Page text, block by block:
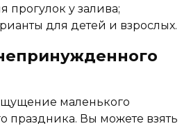
прогулок у залива;
для детей и взрослых.
маленького
праздника. Вы можете взять